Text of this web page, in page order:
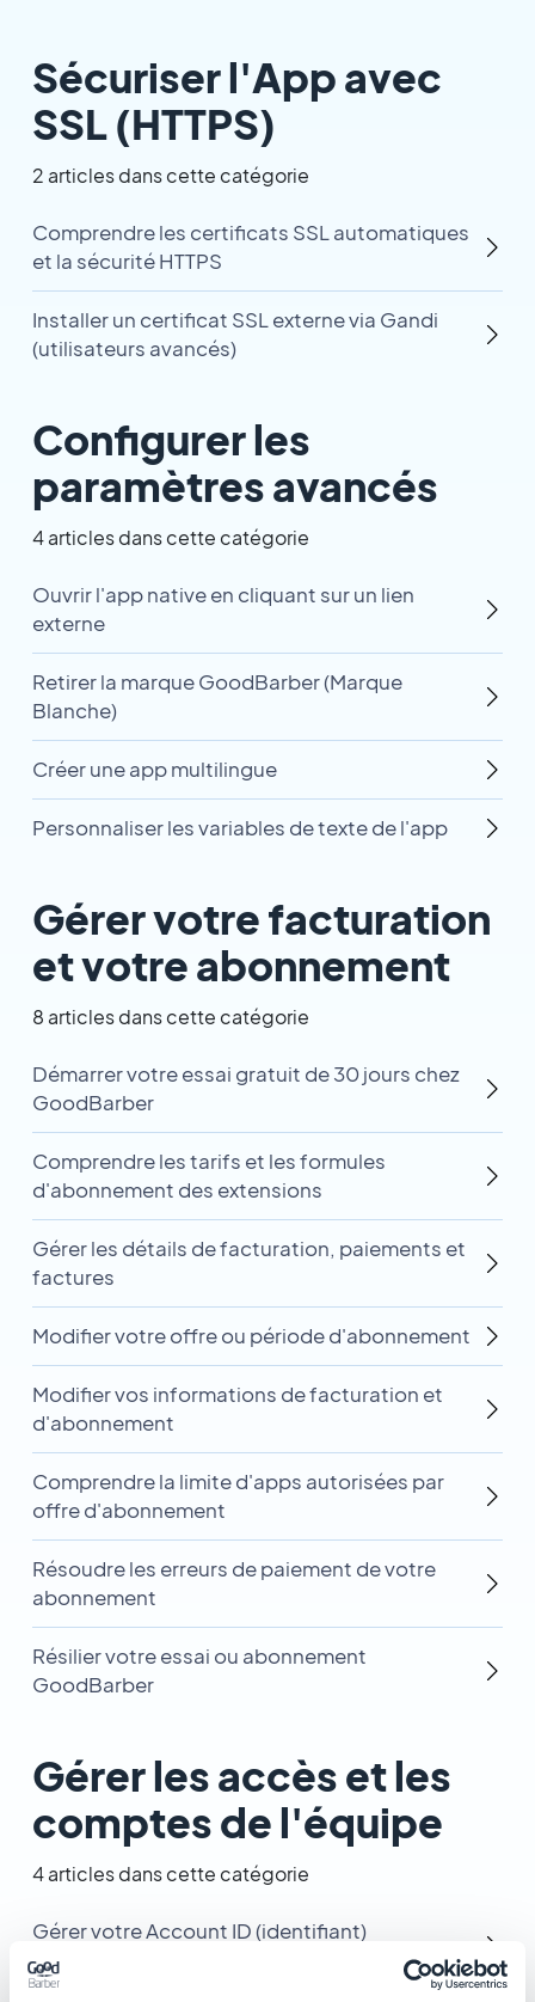
Sécuriser l'App avec
SSL (HTTPS)
2 articles dans cette catégorie
Comprendre les certificats SSL automatiques
et la sécurité HTTPS
Installer un certificat SSL externe via Gandi
(utilisateurs avancés)
Configurer les
paramètres avancés
4 articles dans cette catégorie
Ouvrir l'app native en cliquant sur un lien
externe
Retirer la marque GoodBarber (Marque
Blanche)
Créer une app multilingue
Personnaliser les variables de texte de l'app
Gérer votre facturation
et votre abonnement
8 articles dans cette catégorie
Démarrer votre essai gratuit de 30 jours chez
GoodBarber
Comprendre les tarifs et les formules
d'abonnement des extensions
Gérer les détails de facturation, paiements et
factures
Modifier votre offre ou période d'abonnement
Modifier vos informations de facturation et
d'abonnement
Comprendre la limite d'apps autorisées par
offre d'abonnement
Résoudre les erreurs de paiement de votre
abonnement
Résilier votre essai ou abonnement
GoodBarber
Gérer les accès et les
comptes de l'équipe
4 articles dans cette catégorie
Gérer votre Account ID (identifiant)
GoodBarber